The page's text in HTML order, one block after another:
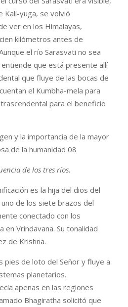
Kali-yuga, se volvió
ver en los Himalayas,
kilómetros antes de
el río Sarasvati no sea
entiende que está presente allí
que fluye de las bocas de
el Kumbha-mela para
para el beneficio
de los tres ríos.
es la hija del dios del
de los siete brazos del
conectado con los
en Vrindavana. Su tonalidad
de Krishna.
pies de loto del Señor y fluye a
planetarios.
apenas en las regiones
Bhagiratha solicitó que